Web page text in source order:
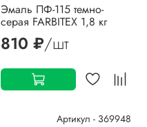
Эмаль ПФ-115 темно-
серая FARBITEX 1,8 кг
810 ₽/шт
Артикул - 369948